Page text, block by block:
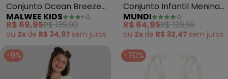
Conjunto Ocean Breeze
(Off White)
MALWEE KIDS
R$ 69,95R$ 139,90
ou 2x de R$ 34,97 sem juros
Conjunto Infantil Menina
Brilhante (Natural)
MUNDI
R$ 64,95R$ 129,99
ou 2x de R$ 32,47 sem juros
-9% -70%